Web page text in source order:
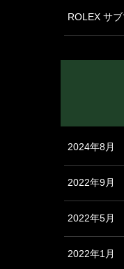
ROLEX サ
2024年8月
2022年9月
2022年5月
2022年1月